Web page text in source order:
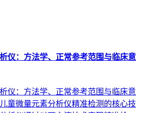
仪：方法学、正常参考范围与临床意
仪：方法学、正常参考范围与临床意
童微量元素分析仪精准检测的核心技